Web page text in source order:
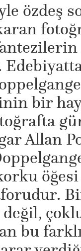
özdeş
bir
Allan
bu